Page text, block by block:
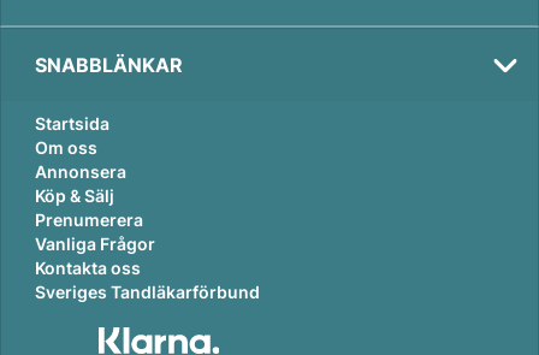
SNABBLÄNKAR
Startsida
Om oss
Annonsera
Köp & Sälj
Prenumerera
Vanliga Frågor
Kontakta oss
Sveriges Tandläkarförbund